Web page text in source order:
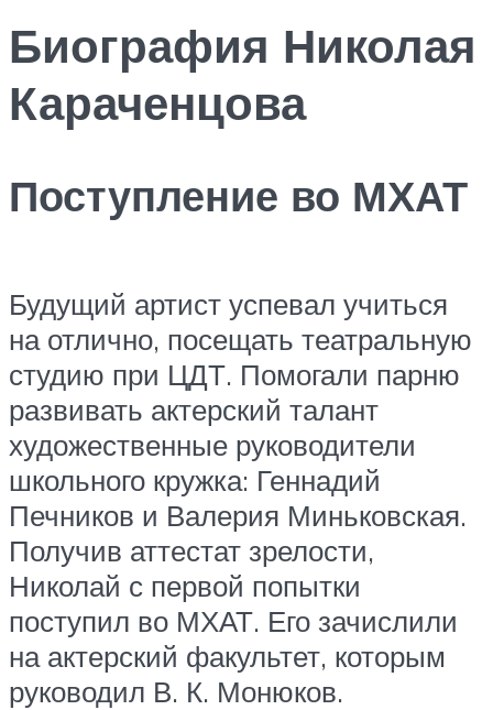
Биография Николая
Караченцова
Поступление во МХАТ
Будущий артист успевал учиться
на отлично, посещать театральную
студию при ЦДТ. Помогали парню
развивать актерский талант
художественные руководители
школьного кружка: Геннадий
Печников и Валерия Миньковская.
Получив аттестат зрелости,
Николай с первой попытки
поступил во МХАТ. Его зачислили
на актерский факультет, которым
руководил В. К. Монюков.